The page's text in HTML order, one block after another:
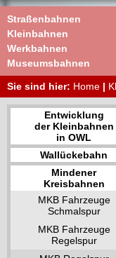
Straßenbahnen
Kleinbahnen
Werkbahnen
Museumsbahnen
Sie sind hier: Home |
Entwicklung
der Kleinbahnen
in OWL
Wallückebahn
Mindener
Kreisbahnen
MKB Fahrzeuge
Schmalspur
MKB Fahrzeuge
Regelspur